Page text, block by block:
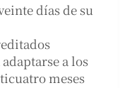
días de su
a los
meses